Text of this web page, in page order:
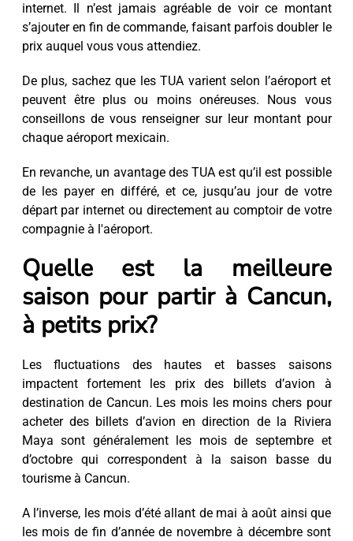
internet. Il n’est jamais agréable de voir ce montant
s’ajouter en fin de commande, faisant parfois doubler le
prix auquel vous vous attendiez.
De plus, sachez que les TUA varient selon l’aéroport et
peuvent être plus ou moins onéreuses. Nous vous
conseillons de vous renseigner sur leur montant pour
chaque aéroport mexicain.
En revanche, un avantage des TUA est qu’il est possible
de les payer en différé, et ce, jusqu’au jour de votre
départ par internet ou directement au comptoir de votre
compagnie à l'aéroport.
Quelle est la meilleure
saison pour partir à Cancun,
à petits prix?
Les fluctuations des hautes et basses saisons
impactent fortement les prix des billets d’avion à
destination de Cancun. Les mois les moins chers pour
acheter des billets d’avion en direction de la Riviera
Maya sont généralement les mois de septembre et
d’octobre qui correspondent à la saison basse du
tourisme à Cancun.
A l’inverse, les mois d’été allant de mai à août ainsi que
les mois de fin d’année de novembre à décembre sont